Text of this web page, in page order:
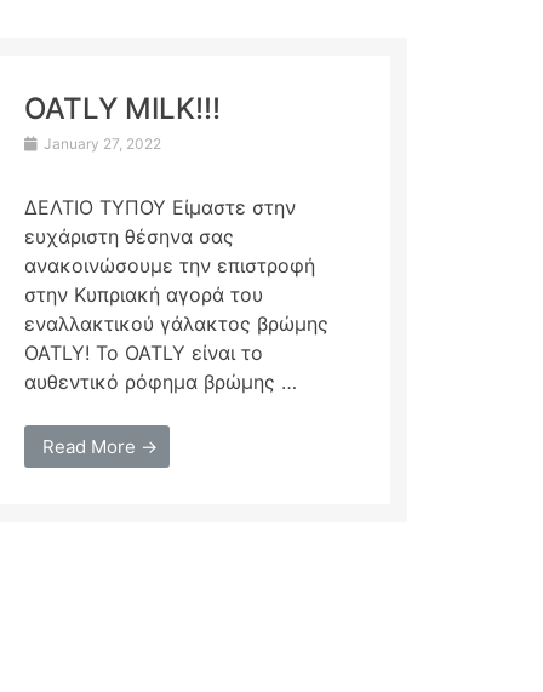
OATLY MILK!!!
January 27, 2022
ΔΕΛΤΙΟ ΤΥΠΟΥ Είμαστε στην
ευχάριστη θέσηνα σας
ανακοινώσουμε την επιστροφή
στην Κυπριακή αγορά του
εναλλακτικού γάλακτος βρώμης
OATLY! Το OATLY είναι το
αυθεντικό ρόφημα βρώμης …
Read More →